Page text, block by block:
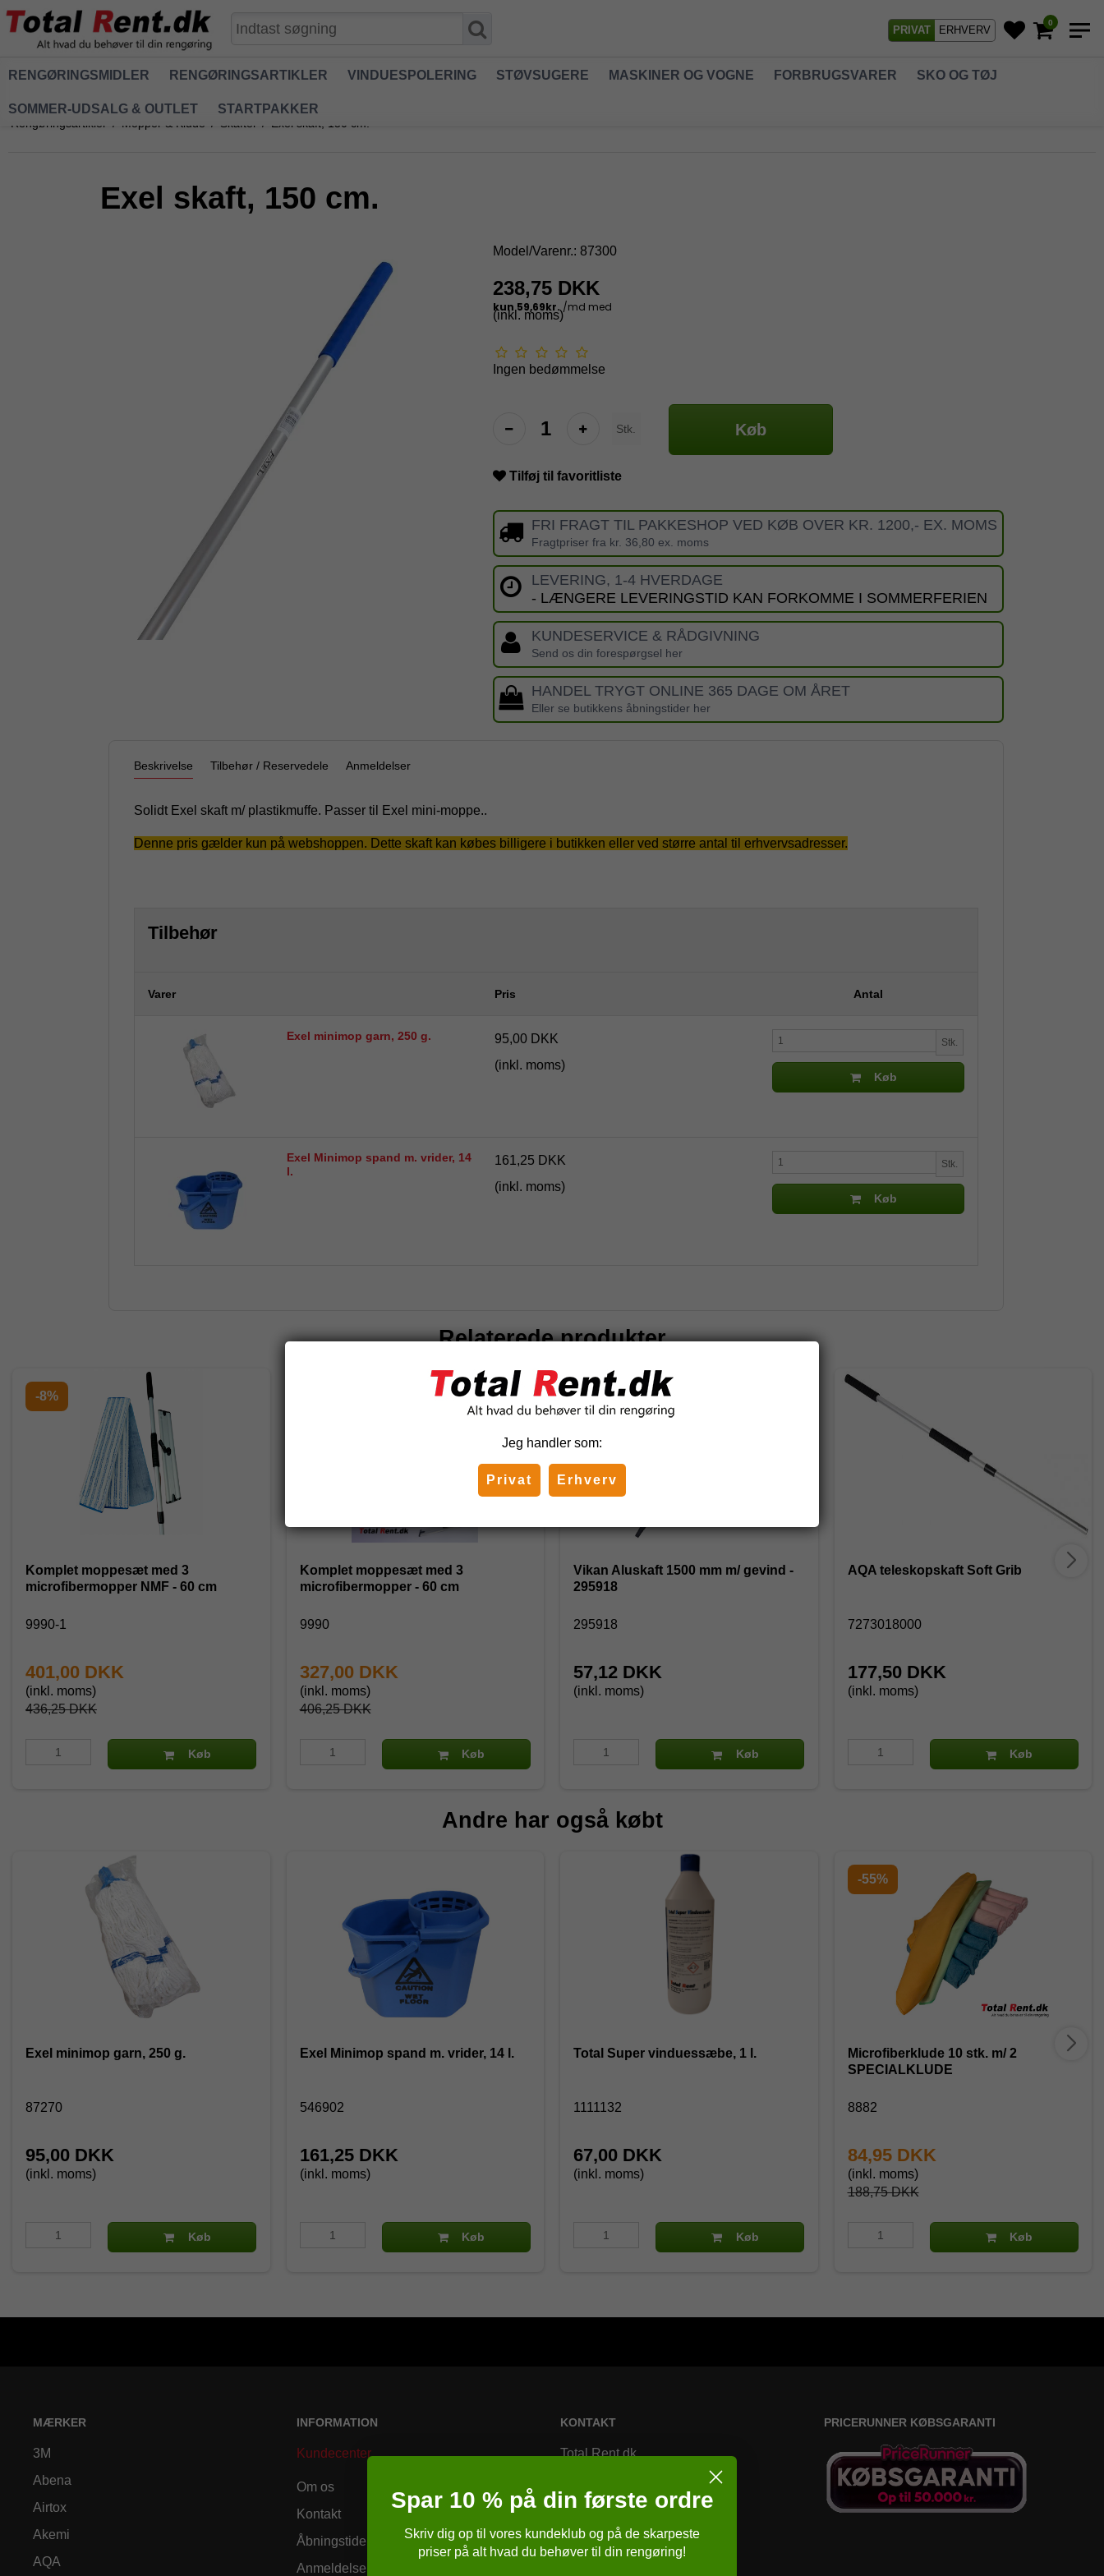
PRIVAT ERHVERV
0
RENGØRINGSMIDLER RENGØRINGSARTIKLER VINDUESPOLERING STØVSUGERE MASKINER OG VOGNE FORBRUGSVARER SKO OG TØJ
SOMMER-UDSALG & OUTLET STARTPAKKER
Rengøringsartikler / Mopper & Klude / Skafter / Exel skaft, 150 cm.
Exel skaft, 150 cm.
Model/Varenr.: 87300
238,75 DKK
(inkl. moms)
Ingen bedømmelse
Stk. Køb
Tilføj til favoritliste
FRI FRAGT TIL PAKKESHOP VED KØB OVER KR. 1200,- EX. MOMS
Fragtpriser fra kr. 36,80 ex. moms
LEVERING, 1-4 HVERDAGE
- LÆNGERE LEVERINGSTID KAN FORKOMME I SOMMERFERIEN
KUNDESERVICE & RÅDGIVNING
Send os din forespørgsel her
HANDEL TRYGT ONLINE 365 DAGE OM ÅRET
Eller se butikkens åbningstider her
Beskrivelse Tilbehør / Reservedele Anmeldelser
Solidt Exel skaft m/ plastikmuffe. Passer til Exel mini-moppe..
Denne pris gælder kun på webshoppen. Dette skaft kan købes billigere i butikken eller ved større antal til erhvervsadresser.
Tilbehør
Varer Pris Antal
Exel minimop garn, 250 g.
95,00 DKK
(inkl. moms)
Stk.
Køb
Exel Minimop spand m. vrider, 14
l.
161,25 DKK
(inkl. moms)
Stk.
Køb
Relaterede produkter
-8%
Komplet moppesæt med 3
microfibermopper NMF - 60 cm
9990-1
436,25 DKK
401,00 DKK
(inkl. moms)
Køb
Komplet moppesæt med 3
microfibermopper - 60 cm
9990
406,25 DKK
327,00 DKK
(inkl. moms)
Køb
Vikan Aluskaft 1500 mm m/ gevind -
295918
295918
57,12 DKK
(inkl. moms)
Køb
AQA teleskopskaft Soft Grib
7273018000
177,50 DKK
(inkl. moms)
Køb
Andre har også købt
Exel minimop garn, 250 g.
87270
95,00 DKK
(inkl. moms)
Køb
Exel Minimop spand m. vrider, 14 l.
546902
161,25 DKK
(inkl. moms)
Køb
Total Super vinduessæbe, 1 l.
1111132
67,00 DKK
(inkl. moms)
Køb
-55%
Microfiberklude 10 stk. m/ 2
SPECIALKLUDE
8882
188,75 DKK
84,95 DKK
(inkl. moms)
Køb
MÆRKER
3M
Abena
Airtox
Akemi
AQA
INFORMATION
Kundecenter
Om os
Kontakt
Åbningstider
Anmeldelser
KONTAKT
Total Rent.dk
8230 Åbyhøj
Danmark
Telefonnr.
86257651
PRICERUNNER KØBSGARANTI
Jeg handler som:
Privat Erhverv
Spar 10 % på din første ordre
Skriv dig op til vores kundeklub og på de skarpeste
priser på alt hvad du behøver til din rengøring!